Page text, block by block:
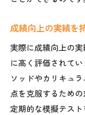
成績向上の実績を
実際に成績向上の
に高く評価されて
ソッドやカリキュ
点を克服するため
定期的な模擬テス